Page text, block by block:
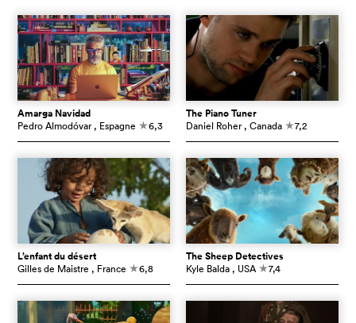
Amarga Navidad
Pedro Almodóvar , Espagne c6,3
The Piano Tuner
Daniel Roher , Canada c7,2
L’enfant du désert
Gilles de Maistre , France c6,8
The Sheep Detectives
Kyle Balda , USA c7,4